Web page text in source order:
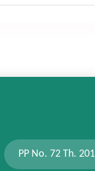
PP No. 72 Th.